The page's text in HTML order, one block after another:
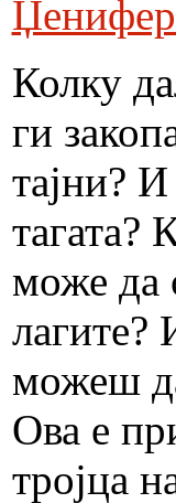
Колку
ги
тајни?
тагата?
може да
лагите?
можеш
Ова е
тројца